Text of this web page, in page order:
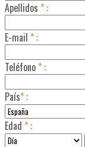
Apellidos * :
E-mail * :
Teléfono* :
País* :
Edad * :